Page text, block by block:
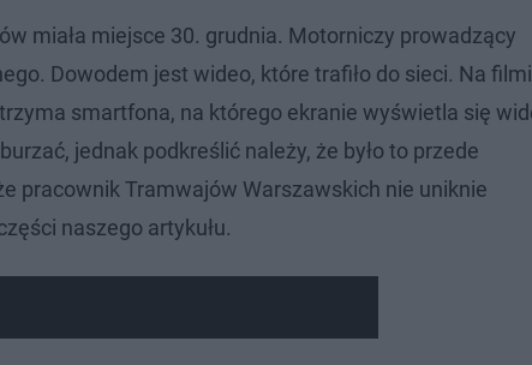
miała miejsce 30. grudnia. Motorniczy prowadzący
Dowodem jest wideo, które trafiło do sieci. Na
smartfona, na którego ekranie wyświetla się
jednak podkreślić należy, że było to przede
pracownik Tramwajów Warszawskich nie uniknie
naszego artykułu.